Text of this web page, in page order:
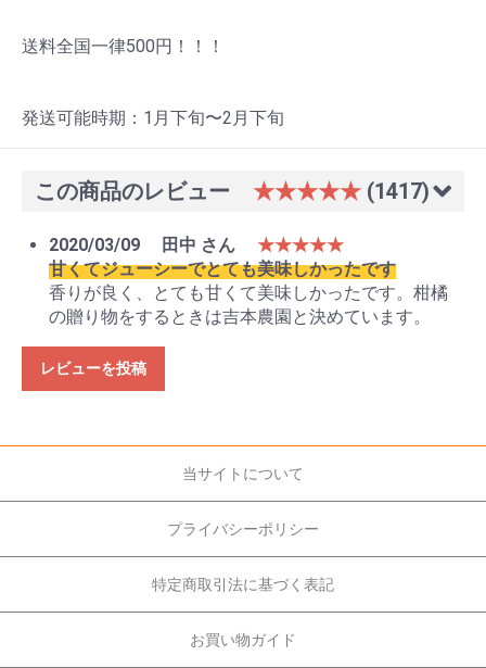
送料全国一律500円！！！
発送可能時期：1月下旬〜2月下旬
この商品のレビュー ★★★★★ (1417)
2020/03/09 田中 さん
★★★★★
甘くてジューシーでとても美味しかったです
香りが良く、とても甘くて美味しかったです。柑橘
の贈り物をするときは吉本農園と決めています。
レビューを投稿
当サイトについて
プライバシーポリシー
特定商取引法に基づく表記
お買い物ガイド